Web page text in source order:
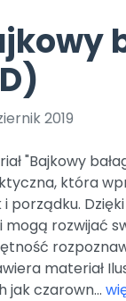
czerwca 2024 r.
r. Nr decyzji:
Online.
Bliżej Pieska
Pomoc zwierzętom
Książka (dla)
TikTok
Zobacz nas na TikToku
YouTube
2019
"Bajkowy
która
i porządku.
mogą rozwijać
materiał
jak czarown...